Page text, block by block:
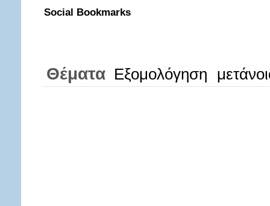
Social Bookmarks
Θέματα Εξομολόγηση